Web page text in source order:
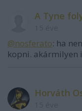
A Tyne
@nosferato: ha
kopni. akármilyen
Horváth